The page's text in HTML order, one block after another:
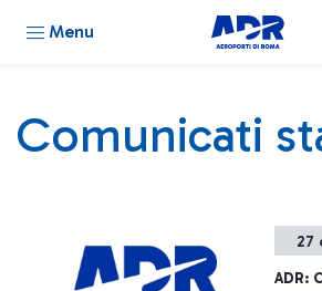
Menu
Comunicati
27
ADR: